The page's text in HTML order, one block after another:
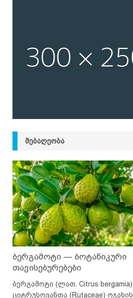
ᲛᲔᲑᲐᲦᲔᲝᲑᲐ
ბერგამოტი — ბოტანიკური
თავისებურებები
ბერგამოტი (ლათ. Citrus bergamia)
ციტრუსოვანთა (Rutaceae) ოჯახის